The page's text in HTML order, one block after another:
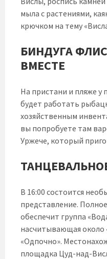
мыла с растениями,
крючком на тему
БИНДУГА
ВМЕСТЕ
На пристани и пляже у
будет работать
хозяйственным
вы попробуете там
Уржече, который
В 16:00 состоится
представление.
обеспечит группа
насчитывающая около
«Одпочно».
площадка Цуд-над-